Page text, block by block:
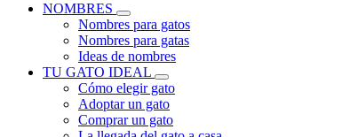
NOMBRES
Nombres para gatos
Nombres para gatas
Ideas de nombres
TU GATO IDEAL
Cómo elegir gato
Adoptar un gato
Comprar un gato